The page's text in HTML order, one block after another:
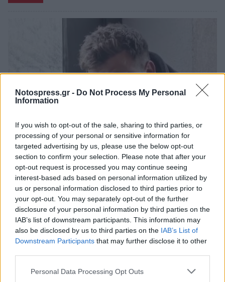
Notospress.gr - Do Not Process My Personal
Information
If you wish to opt-out of the sale, sharing to third parties, or
processing of your personal or sensitive information for
targeted advertising by us, please use the below opt-out
section to confirm your selection. Please note that after your
opt-out request is processed you may continue seeing
interest-based ads based on personal information utilized by
us or personal information disclosed to third parties prior to
your opt-out. You may separately opt-out of the further
disclosure of your personal information by third parties on the
IAB’s list of downstream participants. This information may
also be disclosed by us to third parties on the IAB’s List of
Downstream Participants that may further disclose it to other
Personal Data Processing Opt Outs
Λακωνία: «Δεν έχω να κρύψω κάτι» – Τι λέει ο
επιστάτης για την εξαφάνιση του Κώστα
Γρεβενίτη
05/07/2026 10:40